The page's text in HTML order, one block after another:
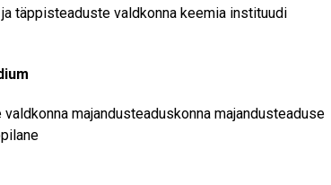
täppisteaduste valdkonna keemia instituudi
majandusteaduskonna majandusteaduse